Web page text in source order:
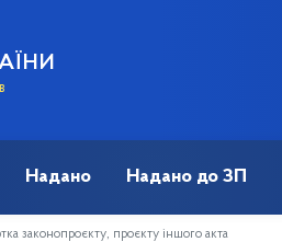
Надано Надано до ЗП
законопроєкту, проєкту іншого акта